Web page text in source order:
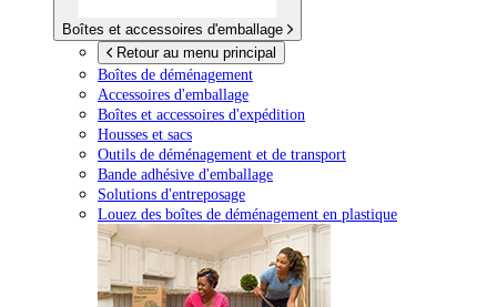
Boîtes et accessoires d'emballage
Retour au menu principal
Boîtes de déménagement
Accessoires d'emballage
Boîtes et accessoires d'expédition
Housses et sacs
Outils de déménagement et de transport
Bande adhésive d'emballage
Solutions d'entreposage
Louez des boîtes de déménagement en plastique